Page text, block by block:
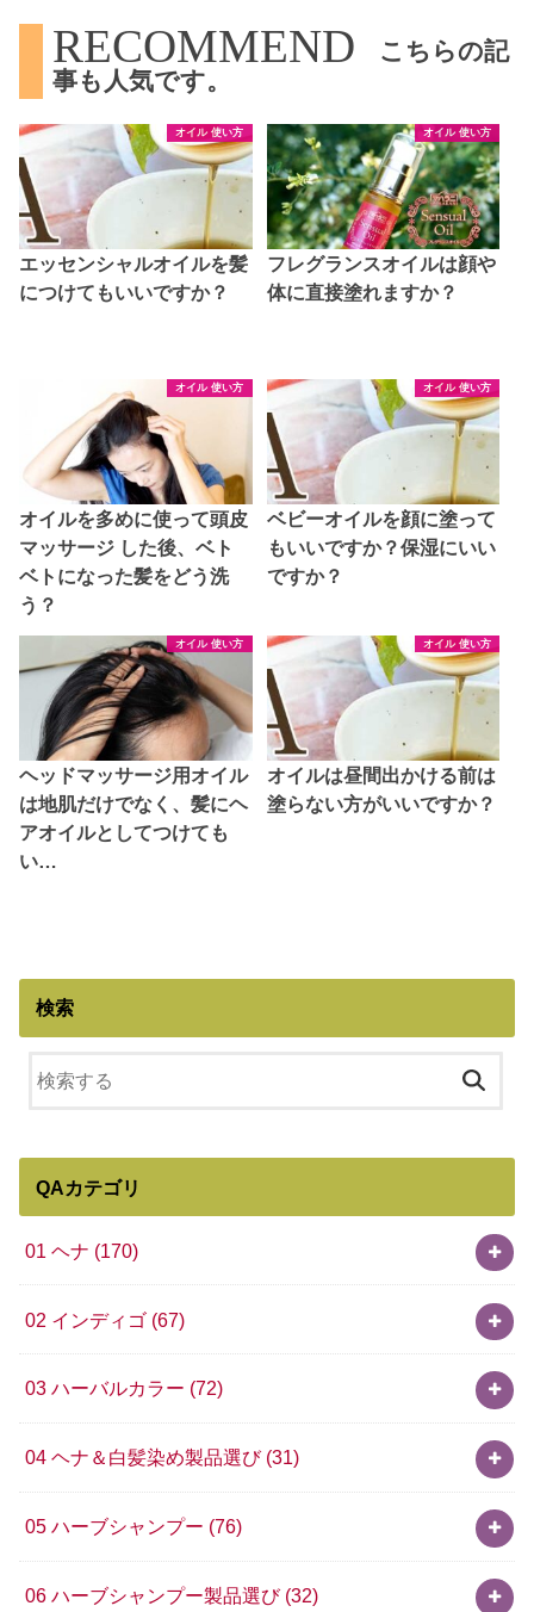
RECOMMEND
こちらの記
事も人気です。
オイル 使い方
エッセンシャルオイルを髪
につけてもいいですか？
オイル 使い方
フレグランスオイルは顔や
体に直接塗れますか？
オイル 使い方
オイルを多めに使って頭皮
マッサージ した後、ベト
ベトになった髪をどう洗
う？
オイル 使い方
ベビーオイルを顔に塗って
もいいですか？保湿にいい
ですか？
オイル 使い方
ヘッドマッサージ用オイル
は地肌だけでなく、髪にヘ
アオイルとしてつけても
い…
オイル 使い方
オイルは昼間出かける前は
塗らない方がいいですか？
検索
QAカテゴリ
01 ヘナ (170)
02 インディゴ (67)
03 ハーバルカラー (72)
04 ヘナ＆白髪染め製品選び (31)
05 ハーブシャンプー (76)
06 ハーブシャンプー製品選び (32)